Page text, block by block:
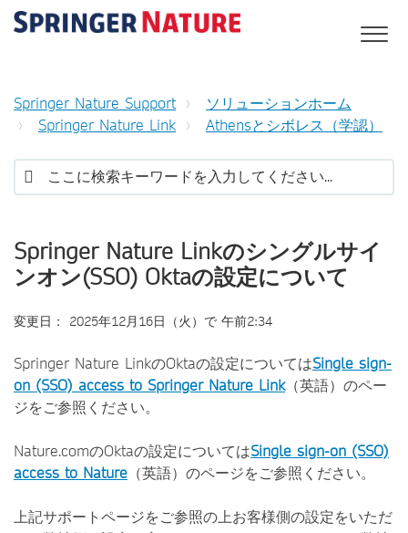
Springer Nature Support
ソリューションホーム
Springer Nature Link
Athensとシボレス（学認）
Springer Nature Linkのシングルサイ
ンオン(SSO) Oktaの設定について
変更日： 2025年12月16日（火）で 午前2:34
Springer Nature LinkのOktaの設定についてはSingle sign-
on (SSO) access to Springer Nature Link（英語）のペー
ジをご参照ください。
Nature.comのOktaの設定についてはSingle sign-on (SSO)
access to Nature （英語）のページをご参照ください。
上記サポートページをご参照の上お客様側の設定をいただ